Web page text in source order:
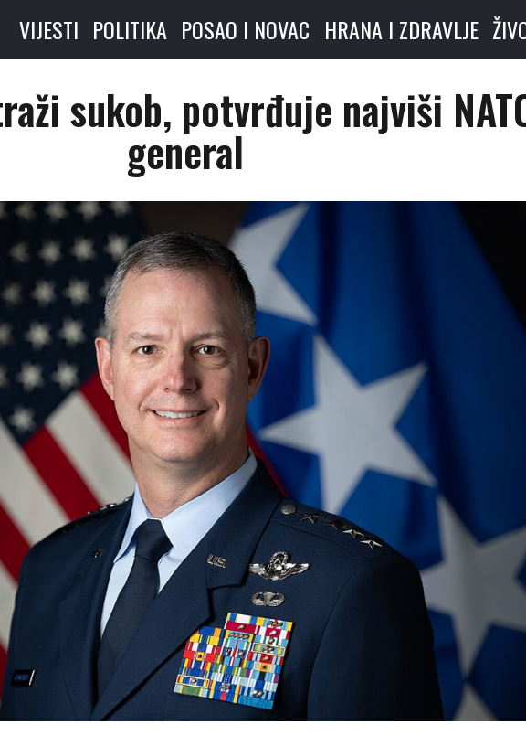
VIJESTI POLITIKA POSAO I NOVAC HRANA I ZDRAVLJE
sukob, potvrđuje najviši
general